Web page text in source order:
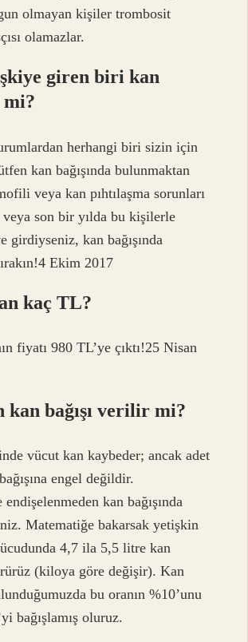
olmayan kişiler trombosit
olamazlar.
giren biri kan
herhangi biri sizin için
kan bağışında bulunmaktan
veya kan pıhtılaşma sorunları
veya son bir yılda bu kişilerle
girdiyseniz, kan bağışında
Ekim 2017
kaç TL?
fiyatı 980 TL’ye çıktı!25 Nisan
kan bağışı verilir mi?
vücut kan kaybeder; ancak adet
engel değildir.
kan bağışında
Matematiğe bakarsak yetişkin
4,7 ila 5,5 litre kan
(kiloya göre değişir). Kan
bu oranın %10’unu
bağışlamış oluruz.